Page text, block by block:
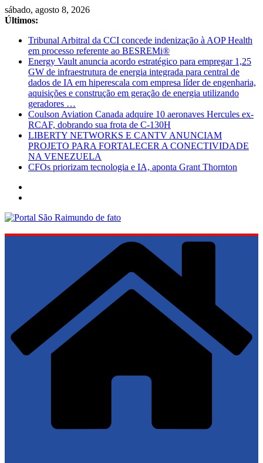
Pular
para
conteúdo
sábado, agosto 8, 2026
Últimos:
Tribunal Arbitral da CCI concede indenização à AOP Health
em processo referente ao BESREMi®
Energy Vault anuncia acordo estratégico para empregar 1,25
GW de infraestrutura de energia integrada para central de
dados de IA em hiperescala com empresa líder de engenharia,
aquisições e construção em geração de energia utilizando
geradores …
Coulson Aviation Canada adquire 10 aeronaves Hercules ex-
RCAF, dobrando sua frota de C-130H
LIBERTY NETWORKS E CANTV ANUNCIAM
PROJETO PARA FORTALECER A CONECTIVIDADE
NA VENEZUELA
CFOs priorizam tecnologia e IA, aponta Grant Thornton